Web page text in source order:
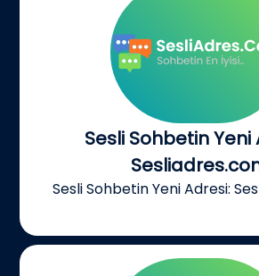
Sesli Sohbetin Yeni
Sesli Sohbetin Yeni Adresi: